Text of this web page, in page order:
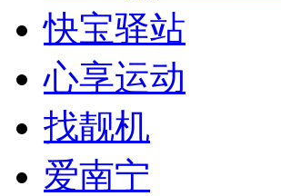
快宝驿站
心享运动
找靓机
爱南宁